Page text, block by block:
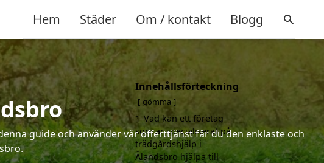
Hem Städer Om / kontakt Blogg
guide och använder vår offerttjänst får du den enklaste och
Innehållsförteckning
gömma
1 Vad kan ett företag
som är specialiserat på
trädgårdshjälp i
Älandsbro hjälpa till